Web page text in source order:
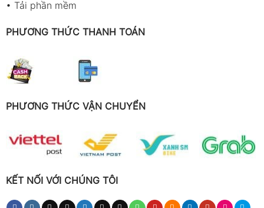
• Tải phần mềm
PHƯƠNG THỨC THANH TOÁN
PHƯƠNG THỨC VẬN CHUYỂN
KẾT NỐI VỚI CHÚNG TÔI